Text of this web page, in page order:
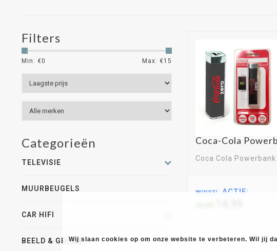
Filters
Min: €0 Max: €15
Categorieën
TELEVISIE
MUURBEUGELS
CAR HIFI
BEELD & GELUID
Coca-Cola
Coca Cola
winkel ACTIE:
Wij slaan cookies op om onze website te verbeteren. Wil jij